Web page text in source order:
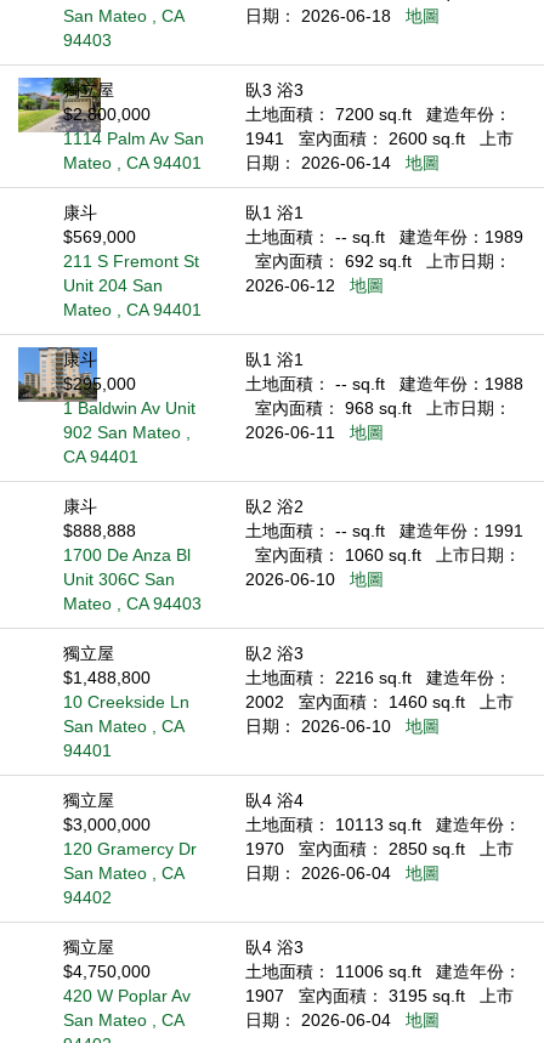
San Mateo , CA
94403
日期： 2026-06-18
地圖
獨立屋
$2,800,000
1114 Palm Av San
Mateo , CA 94401
臥3 浴3
土地面積： 7200 sq.ft
建造年份：
1941
室內面積： 2600 sq.ft
上市
日期： 2026-06-14
地圖
康斗
$569,000
211 S Fremont St
Unit 204 San
Mateo , CA 94401
臥1 浴1
土地面積： -- sq.ft
建造年份：1989
室內面積： 692 sq.ft
上市日期：
2026-06-12
地圖
康斗
$295,000
1 Baldwin Av Unit
902 San Mateo ,
CA 94401
臥1 浴1
土地面積： -- sq.ft
建造年份：1988
室內面積： 968 sq.ft
上市日期：
2026-06-11
地圖
康斗
$888,888
1700 De Anza Bl
Unit 306C San
Mateo , CA 94403
臥2 浴2
土地面積： -- sq.ft
建造年份：1991
室內面積： 1060 sq.ft
上市日期：
2026-06-10
地圖
獨立屋
$1,488,800
10 Creekside Ln
San Mateo , CA
94401
臥2 浴3
土地面積： 2216 sq.ft
建造年份：
2002
室內面積： 1460 sq.ft
上市
日期： 2026-06-10
地圖
獨立屋
$3,000,000
120 Gramercy Dr
San Mateo , CA
94402
臥4 浴4
土地面積： 10113 sq.ft
建造年份：
1970
室內面積： 2850 sq.ft
上市
日期： 2026-06-04
地圖
獨立屋
$4,750,000
420 W Poplar Av
San Mateo , CA
臥4 浴3
土地面積： 11006 sq.ft
建造年份：
1907
室內面積： 3195 sq.ft
上市
日期： 2026-06-04
地圖